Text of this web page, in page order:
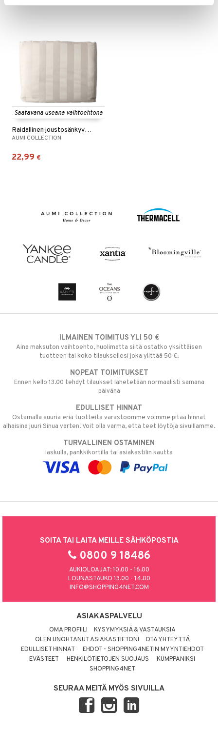
Saatavana useana vaihtoehtona
Raidallinen joustosänkyvaate 90 x 200 cm
AUMI COLLECTION
22,99 €
ILMAINEN TOIMITUS YLI 50 €
Aina maksuton vaihtoehto, huolimatta siitä ostatko yksittäisen
tuotteen tai koko tilauksellesi joka ylittää 50 €.
NOPEAT TOIMITUKSET
Ennen kello 13.00 tehdyt tilaukset lähetetään normaalisti samana
päivänä
EDULLISET HINNAT
Ostamalla suuria eriä tuotteita varastoomme voimme pitää hinnat
alhaisina juuri Sinua varten! Voit olla varma, että teet löytöjä sivuillamme.
TURVALLINEN OSTAMINEN
laskulla, pankkikortilla tai asiakastilin kautta
SOITA TAI LAITA MEILLE SÄHKÖPOSTIA
0800 9 18486
AUKIOLOAJAT: 10.00 - 16.00
LOUNASTAUKO 13.00 - 14.00
INFO@SHOPPING4NET.COM
ASIAKASPALVELU
OMA PROFIILI
KYSYMYKSIÄ & VASTAUKSIA
OLEN UNOHTANUT ASIAKASTIETONI
OTA YHTEYTTÄ
EDULLISET HINNAT
EHDOT - SHOPPING4NETIN MYYNTIEHDOT
EVÄSTEET
HENKILÖTIETOJEN SUOJAUS
KUMPPANIKSI
SHOPPING4NET
SEURAA MEITÄ MYÖS SIVUILLA